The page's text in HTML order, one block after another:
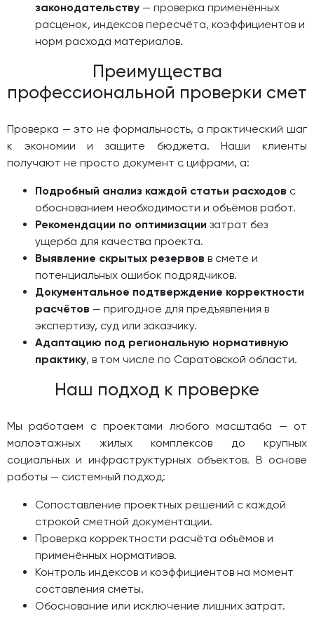
законодательству — проверка применённых
расценок, индексов пересчёта, коэффициентов и
норм расхода материалов.
Преимущества
профессиональной проверки смет
Проверка — это не формальность, а практический шаг
к экономии и защите бюджета. Наши клиенты
получают не просто документ с цифрами, а:
Подробный анализ каждой статьи расходов с
обоснованием необходимости и объёмов работ.
Рекомендации по оптимизации затрат без
ущерба для качества проекта.
Выявление скрытых резервов в смете и
потенциальных ошибок подрядчиков.
Документальное подтверждение корректности
расчётов — пригодное для предъявления в
экспертизу, суд или заказчику.
Адаптацию под региональную нормативную
практику, в том числе по Саратовской области.
Наш подход к проверке
Мы работаем с проектами любого масштаба — от
малоэтажных жилых комплексов до крупных
социальных и инфраструктурных объектов. В основе
работы — системный подход:
Сопоставление проектных решений с каждой
строкой сметной документации.
Проверка корректности расчёта объёмов и
применённых нормативов.
Контроль индексов и коэффициентов на момент
составления сметы.
Обоснование или исключение лишних затрат.